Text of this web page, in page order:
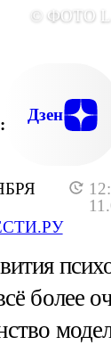
© ФОТО L.
Дзен
более